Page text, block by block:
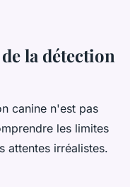
la détection
canine n'est pas
les limites
attentes irréalistes.